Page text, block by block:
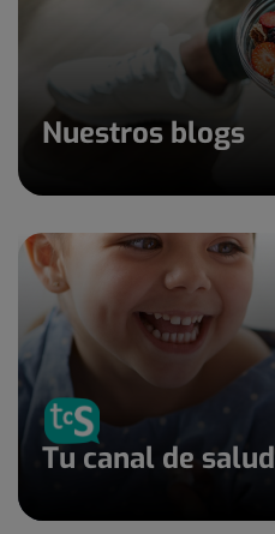
Nuestros blogs
Tu canal de salud